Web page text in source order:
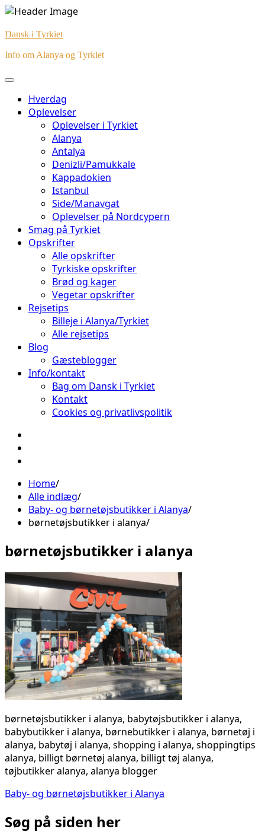
Skip
content
Dansk i Tyrkiet
Info om Alanya og Tyrkiet
Hverdag
Oplevelser
Oplevelser i Tyrkiet
Alanya
Antalya
Denizli/Pamukkale
Kappadokien
Istanbul
Side/Manavgat
Oplevelser på Nordcypern
Smag på Tyrkiet
Opskrifter
Alle opskrifter
Tyrkiske opskrifter
Brød og kager
Vegetar opskrifter
Rejsetips
Billeje i Alanya/Tyrkiet
Alle rejsetips
Blog
Gæsteblogger
Info/kontakt
Bag om Dansk i Tyrkiet
Kontakt
Cookies og privatlivspolitik
Home
Alle indlæg
Baby- og børnetøjsbutikker i Alanya
børnetøjsbutikker i alanya
børnetøjsbutikker i alanya
børnetøjsbutikker i alanya, babytøjsbutikker i alanya,
babybutikker i alanya, børnebutikker i alanya, børnetøj i
alanya, babytøj i alanya, shopping i alanya, shoppingtips
alanya, billigt børnetøj alanya, billigt tøj alanya,
tøjbutikker alanya, alanya blogger
Indlægsnavigation
Baby- og børnetøjsbutikker i Alanya
Søg på siden her